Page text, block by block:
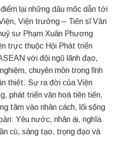
lại những dấu mốc dẫn tới
Viện trưởng – Tiến sĩ Văn
sư Phạm Xuân Phương
trực thuộc Hội Phát triển
với đội ngũ lãnh đạo,
chuyên môn trong lĩnh
thiết. Sự ra đời của Viện
phát triển văn hoá tiên tiến,
tâm vào nhân cách, lối sống
Yêu nước, nhân ái, nghĩa
cù, sáng tạo, trọng đạo và